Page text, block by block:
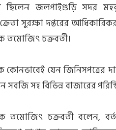
ছিলেন জলপাইগুড়ি সদর
সুরক্ষা দপ্তরের
চক্রবর্তী।
কোনভাবেই যেন জিনিসপত্রের
সহ বিভিন্ন বাজারের
চক্রবর্তী বলেন,